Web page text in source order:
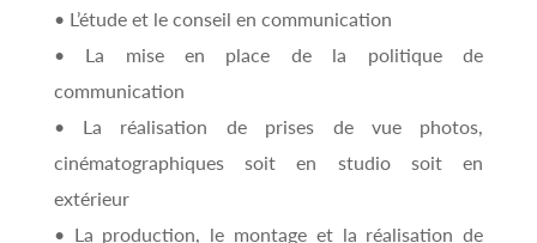
• L’étude et le conseil en communication
• La mise en place de la politique de
communication
• La réalisation de prises de vue photos,
cinématographiques soit en studio soit en
extérieur
• La production, le montage et la réalisation de